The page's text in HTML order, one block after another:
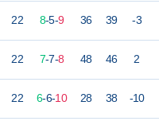
22 8-5-9 36 39 -3
22 7-7-8 48 46 2
22 6-6-10 28 38 -10